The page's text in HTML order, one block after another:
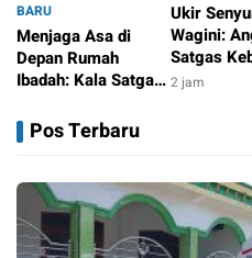
BARU
Menjaga Asa di
Depan Rumah
Ibadah: Kala Satgas
Bojonegoro Setia
Merawat Jalan Desa
Ukir
Wagini:
Satgas
2 jam
Pos Terbaru